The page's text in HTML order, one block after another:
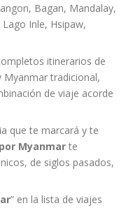
Bagan, Mandalay,
Inle, Hsipaw,
itinerarios de
Myanmar tradicional,
de viaje acorde
que te marcará y te
Myanmarte
de siglos pasados,
” en la lista de viajes